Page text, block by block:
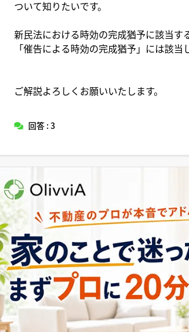
ついて知りたいです。
新民法における時効の完成猶予に該当す
「催告による時効の完成猶予」には該当
ご解説よろしくお願いいたします。
回答 : 3